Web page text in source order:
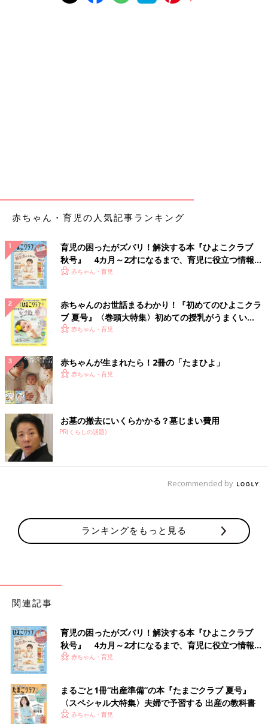
胸の前に腕を伸ばします。左右の腕を交差させて、左右の手のひ
ら同士を合わせます。
２）腕を頭上に上げていく
交差させた腕を、そのまま頭上に上げていき、耳の後ろの位置で
３）肩甲骨を寄せながら腕を下ろす
赤ちゃん・育児の人気記事ランキング
育児の困ったがズバリ！解決する本『ひよこクラブ
秋号』 4カ月～2才になるまで、育児に役立つ情報が
いっぱい！
赤ちゃん・育児
赤ちゃんのお世話まるわかり！『初めてのひよこクラ
ブ 夏号』〈巻頭大特集〉初めての授乳がうまくい
く！ おっぱい・ミルクの基本と夏のトラブル 解決テ
赤ちゃん・育児
赤ちゃんが生まれたら！2冊の「たまひよ」
赤ちゃん・育児
お墓の撤去にいくらかかる？墓じまい費用
PR(くらしの話題)
Recommended by
ランキングをもっと見る
関連記事
育児の困ったがズバリ！解決する本『ひよこクラブ
秋号』 4カ月～2才になるまで、育児に役立つ情報が
いっぱい！
赤ちゃん・育児
まるごと1冊“出産準備”の本『たまごクラブ 夏号』
〈スペシャル大特集〉夫婦で予習する 出産の教科書
赤ちゃん・育児